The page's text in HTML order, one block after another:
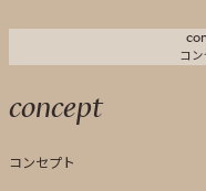
コン
concept
コンセプト